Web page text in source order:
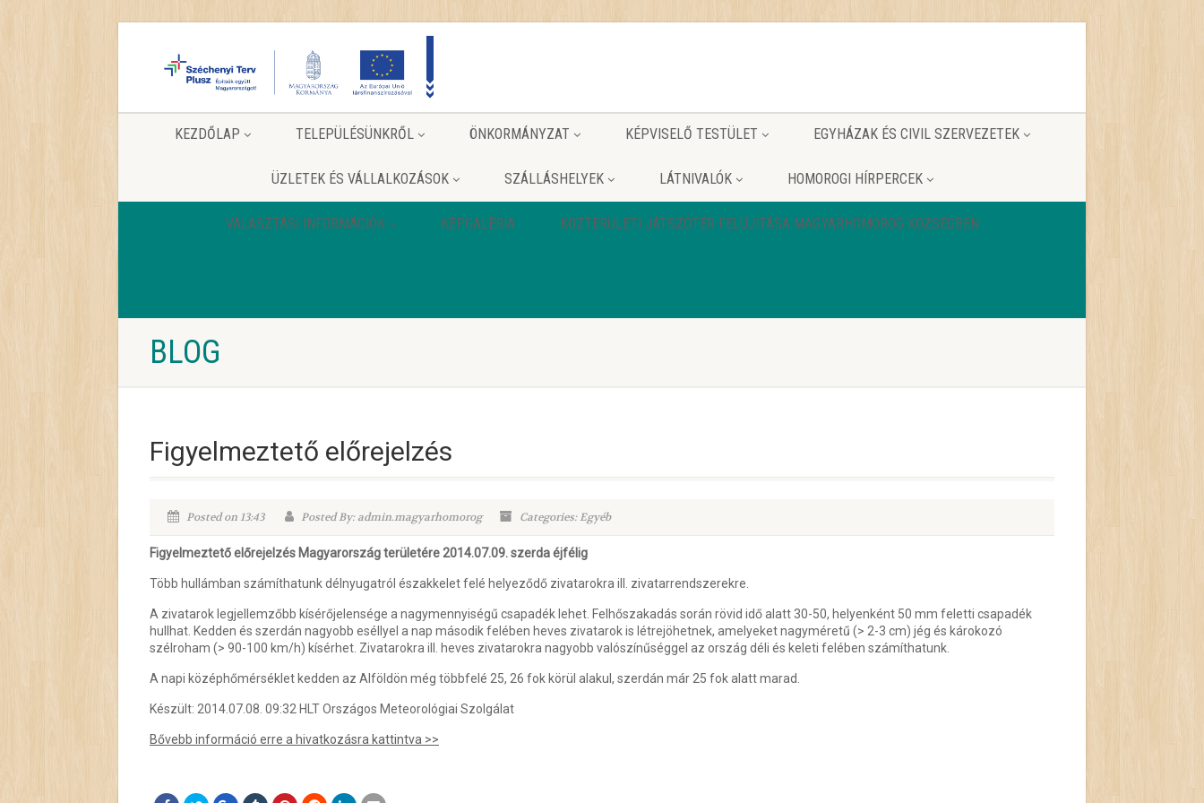
KEZDŐLAP TELEPÜLÉSÜNKRŐL ÖNKORMÁNYZAT KÉPVISELŐ TESTÜLET EGYHÁZAK ÉS CIVIL SZERVEZETEK
ÜZLETEK ÉS VÁLLALKOZÁSOK SZÁLLÁSHELYEK LÁTNIVALÓK HOMOROGI HÍRPERCEK
VÁLASZTÁSI INFORMÁCIÓK KÉPGALÉRIA KÖZTERÜLETI JÁTSZÓTÉR FELÚJÍTÁSA MAGYARHOMOROG KÖZSÉGBEN
BLOG
Figyelmeztető előrejelzés
Posted on 13:43 Posted By: admin.magyarhomorog Categories: Egyéb
Figyelmeztető előrejelzés Magyarország területére 2014.07.09. szerda éjfélig
Több hullámban számíthatunk délnyugatról északkelet felé helyeződő zivatarokra ill. zivatarrendszerekre.
A zivatarok legjellemzőbb kísérőjelensége a nagymennyiségű csapadék lehet. Felhőszakadás során rövid idő alatt 30-50, helyenként 50 mm feletti csapadék
hullhat. Kedden és szerdán nagyobb eséllyel a nap második felében heves zivatarok is létrejöhetnek, amelyeket nagyméretű (> 2-3 cm) jég és károkozó
szélroham (> 90-100 km/h) kísérhet. Zivatarokra ill. heves zivatarokra nagyobb valószínűséggel az ország déli és keleti felében számíthatunk.
A napi középhőmérséklet kedden az Alföldön még többfelé 25, 26 fok körül alakul, szerdán már 25 fok alatt marad.
Készült: 2014.07.08. 09:32 HLT Országos Meteorológiai Szolgálat
Bővebb információ erre a hivatkozásra kattintva >>